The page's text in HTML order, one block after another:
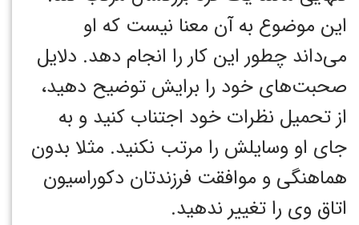
این موضوع به آن معنا نیست که او
می‌داند چطور این کار را انجام دهد. دلایل
صحبت‌های خود را برایش توضیح دهید،
از تحمیل نظرات خود اجتناب کنید و به
جای او وسایلش را مرتب نکنید. مثلا بدون
هماهنگی و موافقت فرزندتان دکوراسیون
اتاق وی را تغییر ندهید.